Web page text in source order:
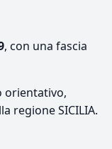
, con una fascia
orientativo,
regione SICILIA.